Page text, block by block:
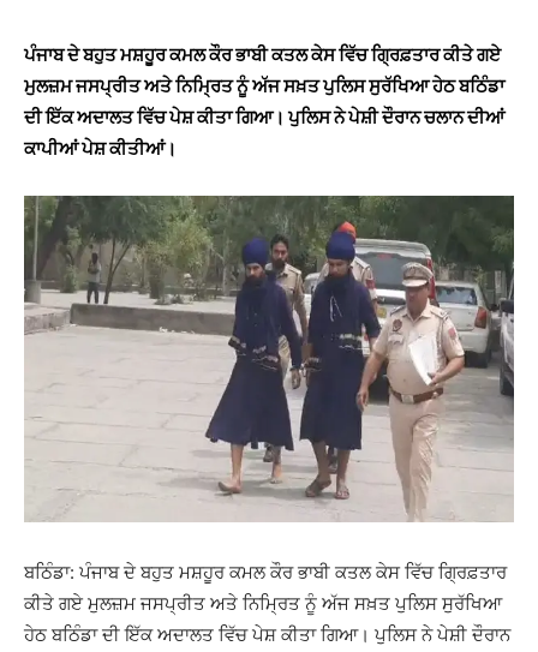
ਪੰਜਾਬ ਦੇ ਬਹੁਤ ਮਸ਼ਹੂਰ ਕਮਲ ਕੌਰ ਭਾਬੀ ਕਤਲ ਕੇਸ ਵਿੱਚ ਗ੍ਰਿਫ਼ਤਾਰ ਕੀਤੇ ਗਏ
ਮੁਲਜ਼ਮ ਜਸਪ੍ਰੀਤ ਅਤੇ ਨਿਮ੍ਰਿਤ ਨੂੰ ਅੱਜ ਸਖ਼ਤ ਪੁਲਿਸ ਸੁਰੱਖਿਆ ਹੇਠ ਬਠਿੰਡਾ
ਦੀ ਇੱਕ ਅਦਾਲਤ ਵਿੱਚ ਪੇਸ਼ ਕੀਤਾ ਗਿਆ। ਪੁਲਿਸ ਨੇ ਪੇਸ਼ੀ ਦੌਰਾਨ ਚਲਾਨ ਦੀਆਂ
ਕਾਪੀਆਂ ਪੇਸ਼ ਕੀਤੀਆਂ।
ਬਠਿੰਡਾ: ਪੰਜਾਬ ਦੇ ਬਹੁਤ ਮਸ਼ਹੂਰ ਕਮਲ ਕੌਰ ਭਾਬੀ ਕਤਲ ਕੇਸ ਵਿੱਚ ਗ੍ਰਿਫ਼ਤਾਰ
ਕੀਤੇ ਗਏ ਮੁਲਜ਼ਮ ਜਸਪ੍ਰੀਤ ਅਤੇ ਨਿਮ੍ਰਿਤ ਨੂੰ ਅੱਜ ਸਖ਼ਤ ਪੁਲਿਸ ਸੁਰੱਖਿਆ
ਹੇਠ ਬਠਿੰਡਾ ਦੀ ਇੱਕ ਅਦਾਲਤ ਵਿੱਚ ਪੇਸ਼ ਕੀਤਾ ਗਿਆ। ਪੁਲਿਸ ਨੇ ਪੇਸ਼ੀ ਦੌਰਾਨ